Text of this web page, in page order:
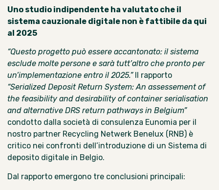
Uno studio indipendente ha valutato che il
sistema cauzionale digitale non è fattibile da qui
al 2025
“Questo progetto può essere accantonato: il sistema
esclude molte persone e sarà tutt’altro che pronto per
un’implementazione entro il 2025.”
Il rapporto
“Serialized Deposit Return System: An assessement of
the feasibility and desirability of container serialisation
and alternative DRS return pathways in Belgium”
condotto dalla società di consulenza Eunomia per il
nostro partner Recycling Netwerk Benelux (RNB) è
critico nei confronti dell’introduzione di un Sistema di
deposito digitale in Belgio.
Dal rapporto emergono tre conclusioni principali: